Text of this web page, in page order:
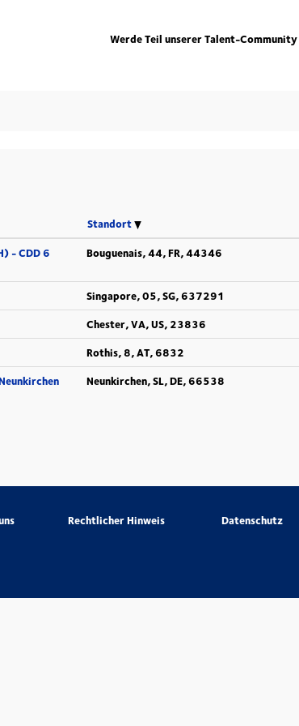
Werde Teil unserer Talent-Community
Standort
- CDD 6
Bouguenais, 44, FR, 44346
Singapore, 05, SG, 637291
Chester, VA, US, 23836
Rothis, 8, AT, 6832
Neunkirchen, SL, DE, 66538
Rechtlicher Hinweis Datenschutz